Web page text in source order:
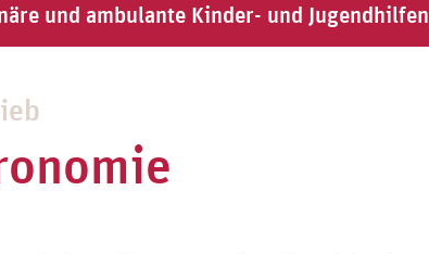
und ambulante Kinder- und Jugendhilfen